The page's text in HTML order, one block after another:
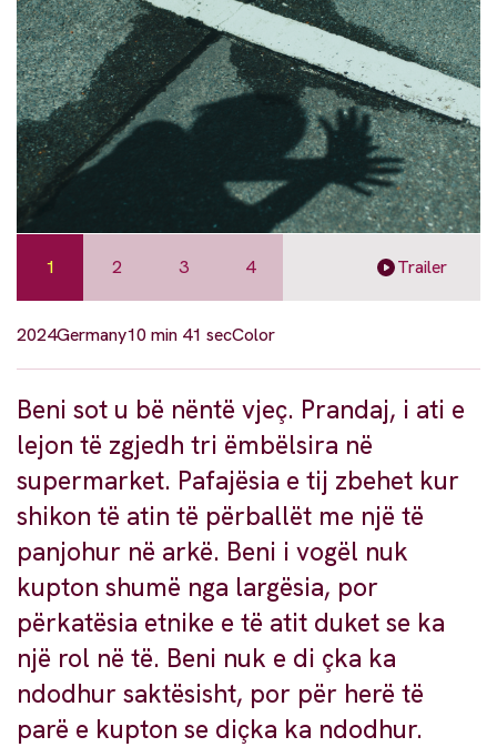
1 2 3 4 Trailer
2024Germany10 min 41 secColor
Beni sot u bë nëntë vjeç. Prandaj, i ati e
lejon të zgjedh tri ëmbëlsira në
supermarket. Pafajësia e tij zbehet kur
shikon të atin të përballët me një të
panjohur në arkë. Beni i vogël nuk
kupton shumë nga largësia, por
përkatësia etnike e të atit duket se ka
një rol në të. Beni nuk e di çka ka
ndodhur saktësisht, por për herë të
parë e kupton se diçka ka ndodhur.